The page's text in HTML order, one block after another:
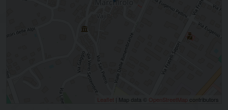
Leaflet | Map data © OpenStreetMap contributors